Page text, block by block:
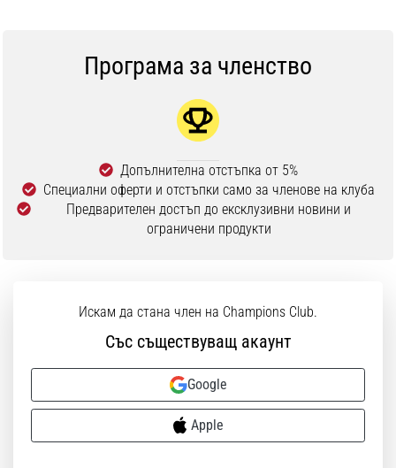
Програма за членство
Допълнителна отстъпка от 5%
Специални оферти и отстъпки само за членове на клуба
Предварителен достъп до ексклузивни новини и
ограничени продукти
Искам да стана член на Champions Club.
Със съществуващ акаунт
Google
Apple